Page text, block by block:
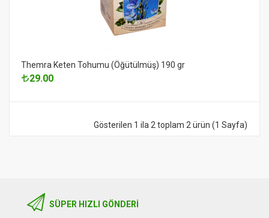
Themra Keten Tohumu (Öğütülmüş) 190 gr
29.00
Gösterilen 1 ila 2 toplam 2 ürün (1 Sayfa)
SÜPER HIZLI GÖNDERI